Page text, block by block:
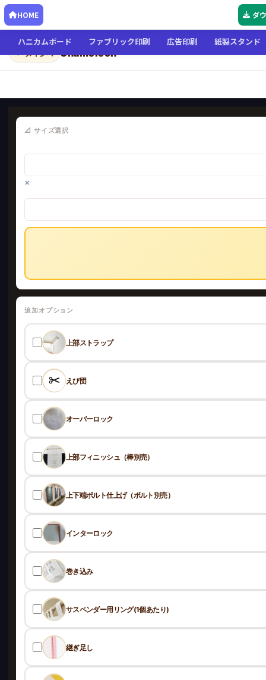
HOME ダ
ハニカムボード ファブリック印刷 広告印刷 紙製スタンド
← メインへ Chameleon
📐 サイズ選択
×
追加オプション
上部ストラップ
えび団
オーバーロック
上部フィニッシュ（棒別売）
上下端ボルト仕上げ（ボルト別売）
インターロック
巻き込み
サスペンダー用リング(1個あたり)
継ぎ足し